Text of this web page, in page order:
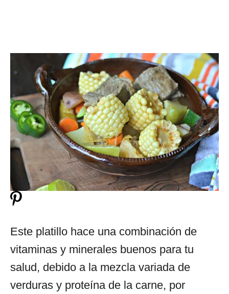
Este platillo hace una combinación de
vitaminas y minerales buenos para tu
salud, debido a la mezcla variada de
verduras y proteína de la carne, por